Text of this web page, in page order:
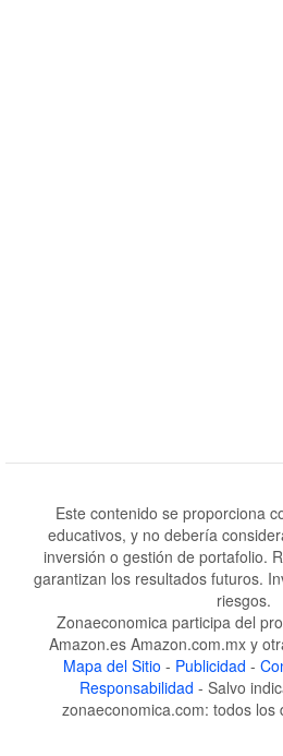
Este contenido se proporciona
educativos, y no debería
inversión o gestión de portafolio.
garantizan los resultados futuros.
riesgos.
Zonaeconomica participa del
Amazon.es Amazon.com.mx y
Mapa del Sitio - Publicidad -
Responsabilidad - Salvo
zonaeconomica.com: todos los